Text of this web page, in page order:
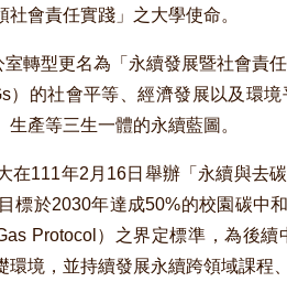
會責任實踐」之大學使命。
轉型更名為「永續發展暨社會責
）的社會平等、經濟發展以及環
產等三生一體的永續藍圖。
在111年2月16日舉辦「永續與去
標於2030年達成50%的校園碳中
Protocol）之界定標準，為後
境，並持續發展永續跨領域課程